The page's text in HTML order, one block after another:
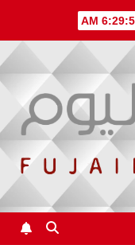
6:29:59